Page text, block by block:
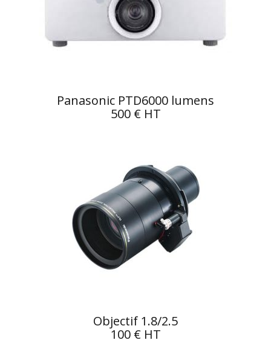
Panasonic PTD6000 lumens
500 € HT
Objectif 1.8/2.5
100 € HT